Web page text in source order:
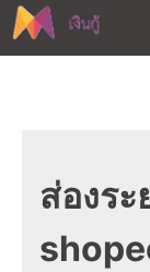
Skip
to
เงินส
ส่องระ